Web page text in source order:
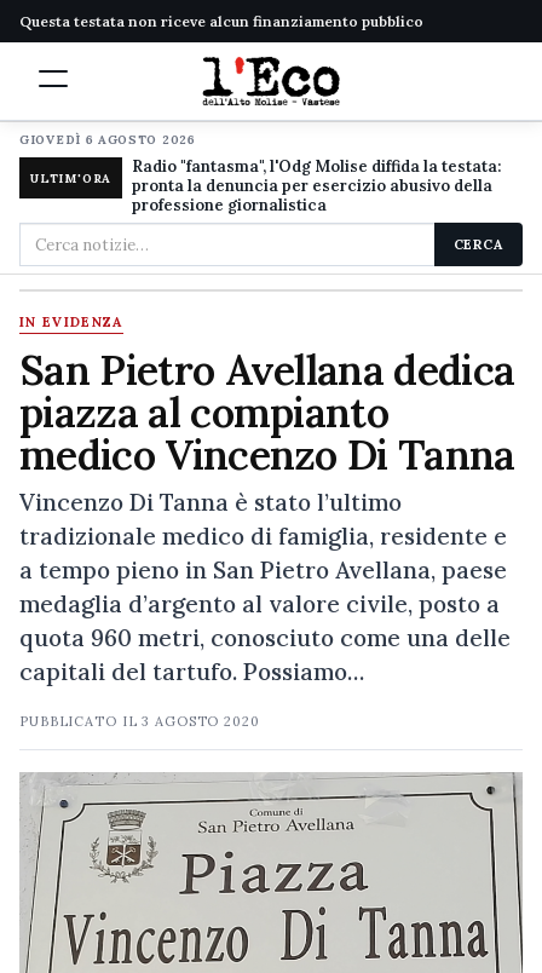
Questa testata non riceve alcun finanziamento pubblico
GIOVEDÌ 6 AGOSTO 2026
ULTIM'ORA
Radio "fantasma", l'Odg Molise diffida la testata:
pronta la denuncia per esercizio abusivo della
professione giornalistica
Cerca
nel
sito
CERCA
IN EVIDENZA
San Pietro Avellana dedica
piazza al compianto
medico Vincenzo Di Tanna
Vincenzo Di Tanna è stato l’ultimo
tradizionale medico di famiglia, residente e
a tempo pieno in San Pietro Avellana, paese
medaglia d’argento al valore civile, posto a
quota 960 metri, conosciuto come una delle
capitali del tartufo. Possiamo…
PUBBLICATO IL3 AGOSTO 2020